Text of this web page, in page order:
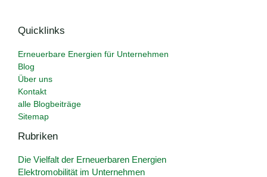
Quicklinks
Erneuerbare Energien für Unternehmen
Blog
Über uns
Kontakt
alle Blogbeiträge
Sitemap
Rubriken
Die Vielfalt der Erneuerbaren Energien
Elektromobilität im Unternehmen